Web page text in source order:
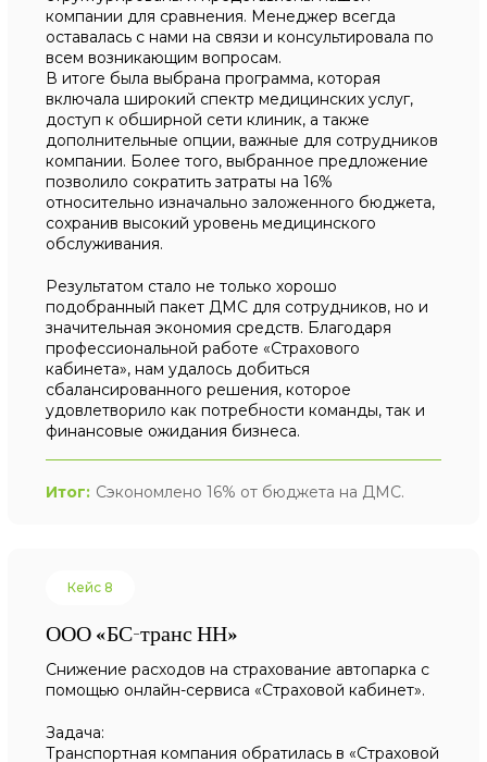
компании для сравнения. Менеджер всегда
оставалась с нами на связи и консультировала по
всем возникающим вопросам.
В итоге была выбрана программа, которая
включала широкий спектр медицинских услуг,
доступ к обширной сети клиник, а также
дополнительные опции, важные для сотрудников
компании. Более того, выбранное предложение
позволило сократить затраты на 16%
относительно изначально заложенного бюджета,
сохранив высокий уровень медицинского
обслуживания.
Результатом стало не только хорошо
подобранный пакет ДМС для сотрудников, но и
значительная экономия средств. Благодаря
профессиональной работе «Страхового
кабинета», нам удалось добиться
сбалансированного решения, которое
удовлетворило как потребности команды, так и
финансовые ожидания бизнеса.
Итог: Сэкономлено 16% от бюджета на ДМС.
Кейс 8
ООО «БС-транс НН»
Снижение расходов на страхование автопарка с
помощью онлайн-сервиса «Страховой кабинет».
Задача:
Транспортная компания обратилась в «Страховой